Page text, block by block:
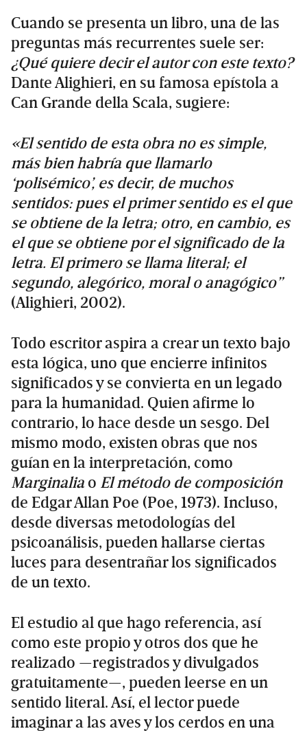
Cuando se presenta un libro, una de las
preguntas más recurrentes suele ser:
¿Qué quiere decir el autor con este texto?
Dante Alighieri, en su famosa epístola a
Can Grande della Scala, sugiere:
«El sentido de esta obra no es simple,
más bien habría que llamarlo
‘polisémico’, es decir, de muchos
sentidos: pues el primer sentido es el que
se obtiene de la letra; otro, en cambio, es
el que se obtiene por el significado de la
letra. El primero se llama literal; el
segundo, alegórico, moral o anagógico”
(Alighieri, 2002).
Todo escritor aspira a crear un texto bajo
esta lógica, uno que encierre infinitos
significados y se convierta en un legado
para la humanidad. Quien afirme lo
contrario, lo hace desde un sesgo. Del
mismo modo, existen obras que nos
guían en la interpretación, como
Marginalia o El método de composición
de Edgar Allan Poe (Poe, 1973). Incluso,
desde diversas metodologías del
psicoanálisis, pueden hallarse ciertas
luces para desentrañar los significados
de un texto.
El estudio al que hago referencia, así
como este propio y otros dos que he
realizado —registrados y divulgados
gratuitamente—, pueden leerse en un
sentido literal. Así, el lector puede
imaginar a las aves y los cerdos en una